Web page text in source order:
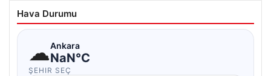
Hava Durumu
☁Ankara
NaN°C
ŞEHIR SEÇ